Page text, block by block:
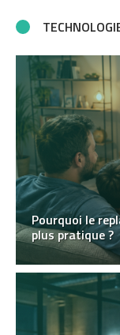
Pourquoi le
plus pratique ?